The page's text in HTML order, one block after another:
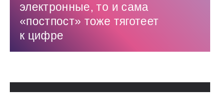
электронные, то и сама
«постпост» тоже тяготеет
к цифре